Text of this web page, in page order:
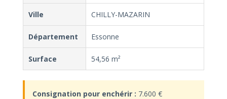
Ville CHILLY-MAZARIN
Département Essonne
Surface 54,56 m²
Consignation pour enchérir : 7.600 €